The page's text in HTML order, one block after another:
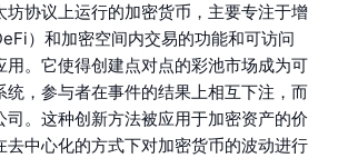
坊协议上运行的加密货币，主要专注于增
）和加密空间内交易的功能和可访问
用。它使得创建点对点的彩池市场成为可
统，参与者在事件的结果上相互下注，而
司。这种创新方法被应用于加密资产的价
去中心化的方式下对加密货币的波动进行